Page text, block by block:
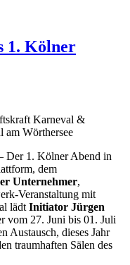
1. Kölner
Karneval &
am Wörthersee
Der 1. Kölner Abend in
dem
Unternehmer,
Veranstaltung mit
lädt Initiator Jürgen
vom 27. Juni bis 01. Juli
Austausch, dieses Jahr
traumhaften Sälen des